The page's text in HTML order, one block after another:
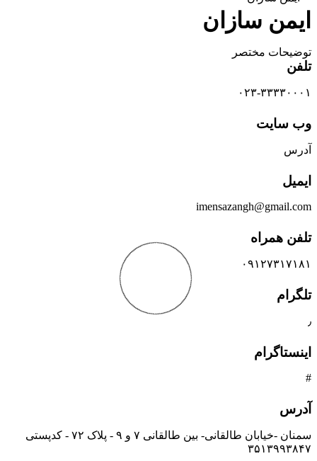
ایمن سازان
توضیحات مختصر
تلفن
۰۲۳-۳۳۳۳۰۰۰۱
وب سایت
آدرس
ایمیل
imensazangh@gmail.com
تلفن همراه
۰۹۱۲۷۳۱۷۱۸۱
تلگرام
اینستاگرام
آدرس
سمنان -خیابان طالقانی- بین طالقانی ۷ و ۹ - پلاک ۷۲ - کدپستی
۳۵۱۳۹۹۳۸۴۷